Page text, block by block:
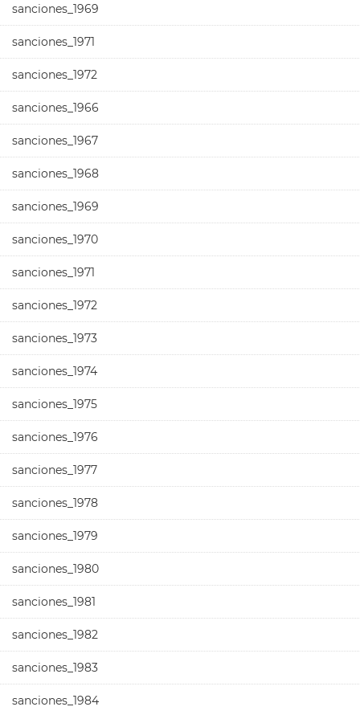
sanciones_1969
sanciones_1971
sanciones_1972
sanciones_1966
sanciones_1967
sanciones_1968
sanciones_1969
sanciones_1970
sanciones_1971
sanciones_1972
sanciones_1973
sanciones_1974
sanciones_1975
sanciones_1976
sanciones_1977
sanciones_1978
sanciones_1979
sanciones_1980
sanciones_1981
sanciones_1982
sanciones_1983
sanciones_1984